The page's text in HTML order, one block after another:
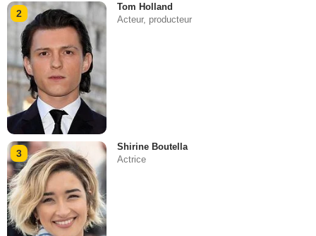
2
Tom Holland
Acteur, producteur
3
Shirine Boutella
Actrice